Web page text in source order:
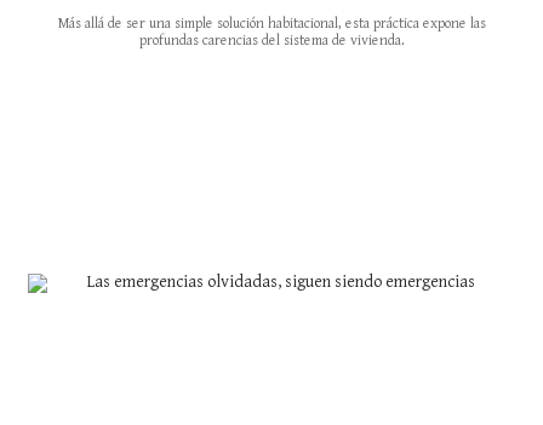
Más allá de ser una simple solución habitacional, esta práctica expone las
profundas carencias del sistema de vivienda.